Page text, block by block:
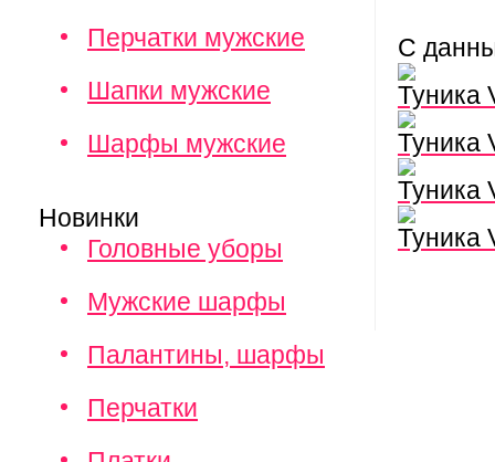
Перчатки мужские
Шапки мужские
Шарфы мужские
Новинки
Головные уборы
Мужские шарфы
Палантины, шарфы
Перчатки
С
Туника
Туника
Туника
Туника